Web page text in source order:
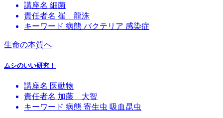
講座名 細菌
責任者名 崔 龍洙
キーワード 病態 バクテリア 感染症
生命の本質へ
ムシのいい研究！
講座名 医動物
責任者名 加藤 大智
キーワード 病態 寄生虫 吸血昆虫